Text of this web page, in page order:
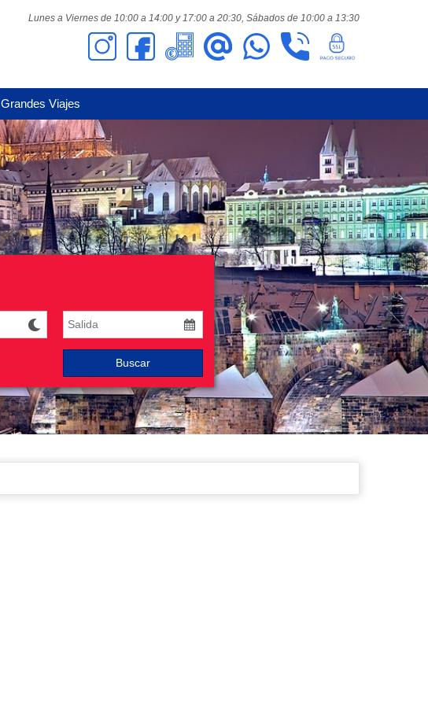
Lunes a Viernes de 10:00 a 14:00 y 17:00 a 20:30, Sábados de 10:00 a 13:30
Grandes Viajes
Buscar